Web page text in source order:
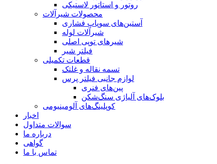
روتور و استاتور لاستیکی
محصولات شیرآلات
آستین‌های سوپاپ فشاری
شیرآلات لوله
شیرهای توپی اصلی
فیلتر شیر
قطعات تکمیلی
تسمه نقاله و غلتک
لوازم جانبی فیلتر پرس
پین‌های فنری
بلوک‌های آلیاژی سنگ‌شکن
کوپلینگ‌های آلومینیومی
اخبار
سوالات متداول
درباره ما
گواهی
تماس با ما